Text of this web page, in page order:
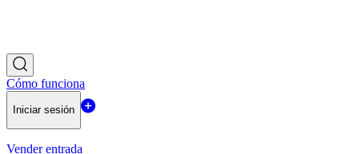
Cómo funciona
Iniciar sesión
Vender entrada